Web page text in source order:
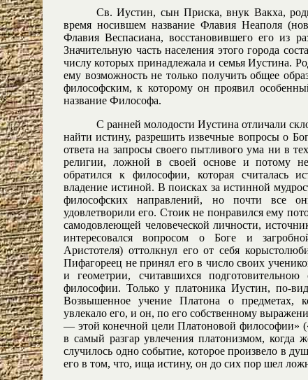
Св. Иустин, сын Приска, внук Вакха,
время носившем название Флавия Неаполя
Флавия Веспасиана, восстановившего его из
Значительную часть населения этого города
числу которых принадлежала и семья Иустина.
ему возможность не только получить общее
философским, к которому он проявил
название Философа.
С ранней молодости Иустина отличали
найти истину, разрешить извечные вопросы о
ответа на запросы своего пытливого ума ни в
религии, ложной в своей основе и потому
обратился к философии, которая считалась
владение истиной. В поисках за истинной
философских направлений, но почти все
удовлетворили его. Стоик не понравился ему
самодовлеющей человеческой личности,
интересовался вопросом о Боге и
Аристотеля) оттолкнул его от себя
Пифагореец не принял его в число своих
и геометрии, считавшихся
философии. Только у платоника Иустин, по-
Возвышенное учение Платона о предметах,
увлекало его, и он, по его собственному
— этой конечной цели Платоновой философии»
в самый разгар увлечения платонизмом, когда
случилось одно событие, которое произвело в
его в том, что, ища истину, он до сих пор шел